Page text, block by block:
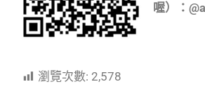
喔）：
瀏覽次數: 2,578